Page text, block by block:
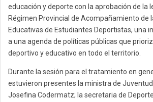
educación y deporte con la aprobación de la
Régimen Provincial de Acompañamiento de
Educativas de Estudiantes Deportistas, una
a una agenda de políticas públicas que
deportivo y educativo en todo el territorio.
Durante la sesión para el tratamiento en
estuvieron presentes la ministra de
Josefina Codermatz; la secretaria de